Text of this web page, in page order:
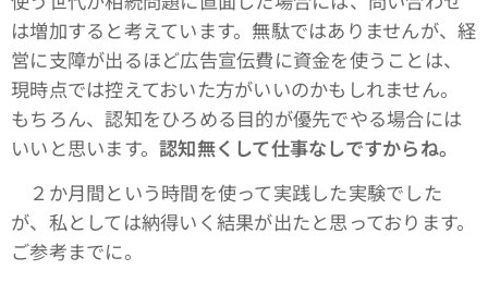
は増加すると考えています。無駄ではありませんが、経
営に支障が出るほど広告宣伝費に資金を使うことは、
現時点では控えておいた方がいいのかもしれません。
もちろん、認知をひろめる目的が優先でやる場合には
いいと思います。認知無くして仕事なしですからね。
２か月間という時間を使って実践した実験でした
が、私としては納得いく結果が出たと思っております。
ご参考までに。